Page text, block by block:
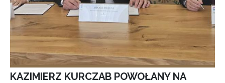
KAZIMIERZ KURCZAB POWOŁANY NA